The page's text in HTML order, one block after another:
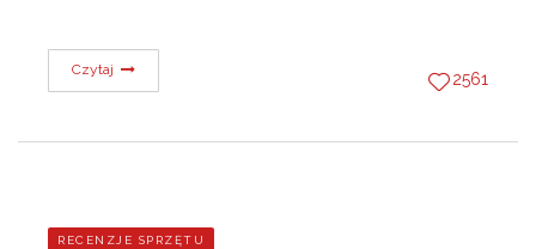
Czytaj 2561
RECENZJE SPRZĘTU